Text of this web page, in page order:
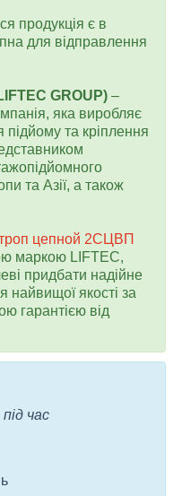
продукція є в
для відправлення
GROUP) –
яка виробляє
та кріплення
та Азії, а також
цепной 2СЦВП
маркою LIFTEC,
придбати надійне
якості за
гарантією від
час